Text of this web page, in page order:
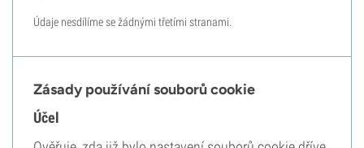
Údaje nesdílíme se žádnými třetími stranami.
Zásady používání souborů cookie
Účel